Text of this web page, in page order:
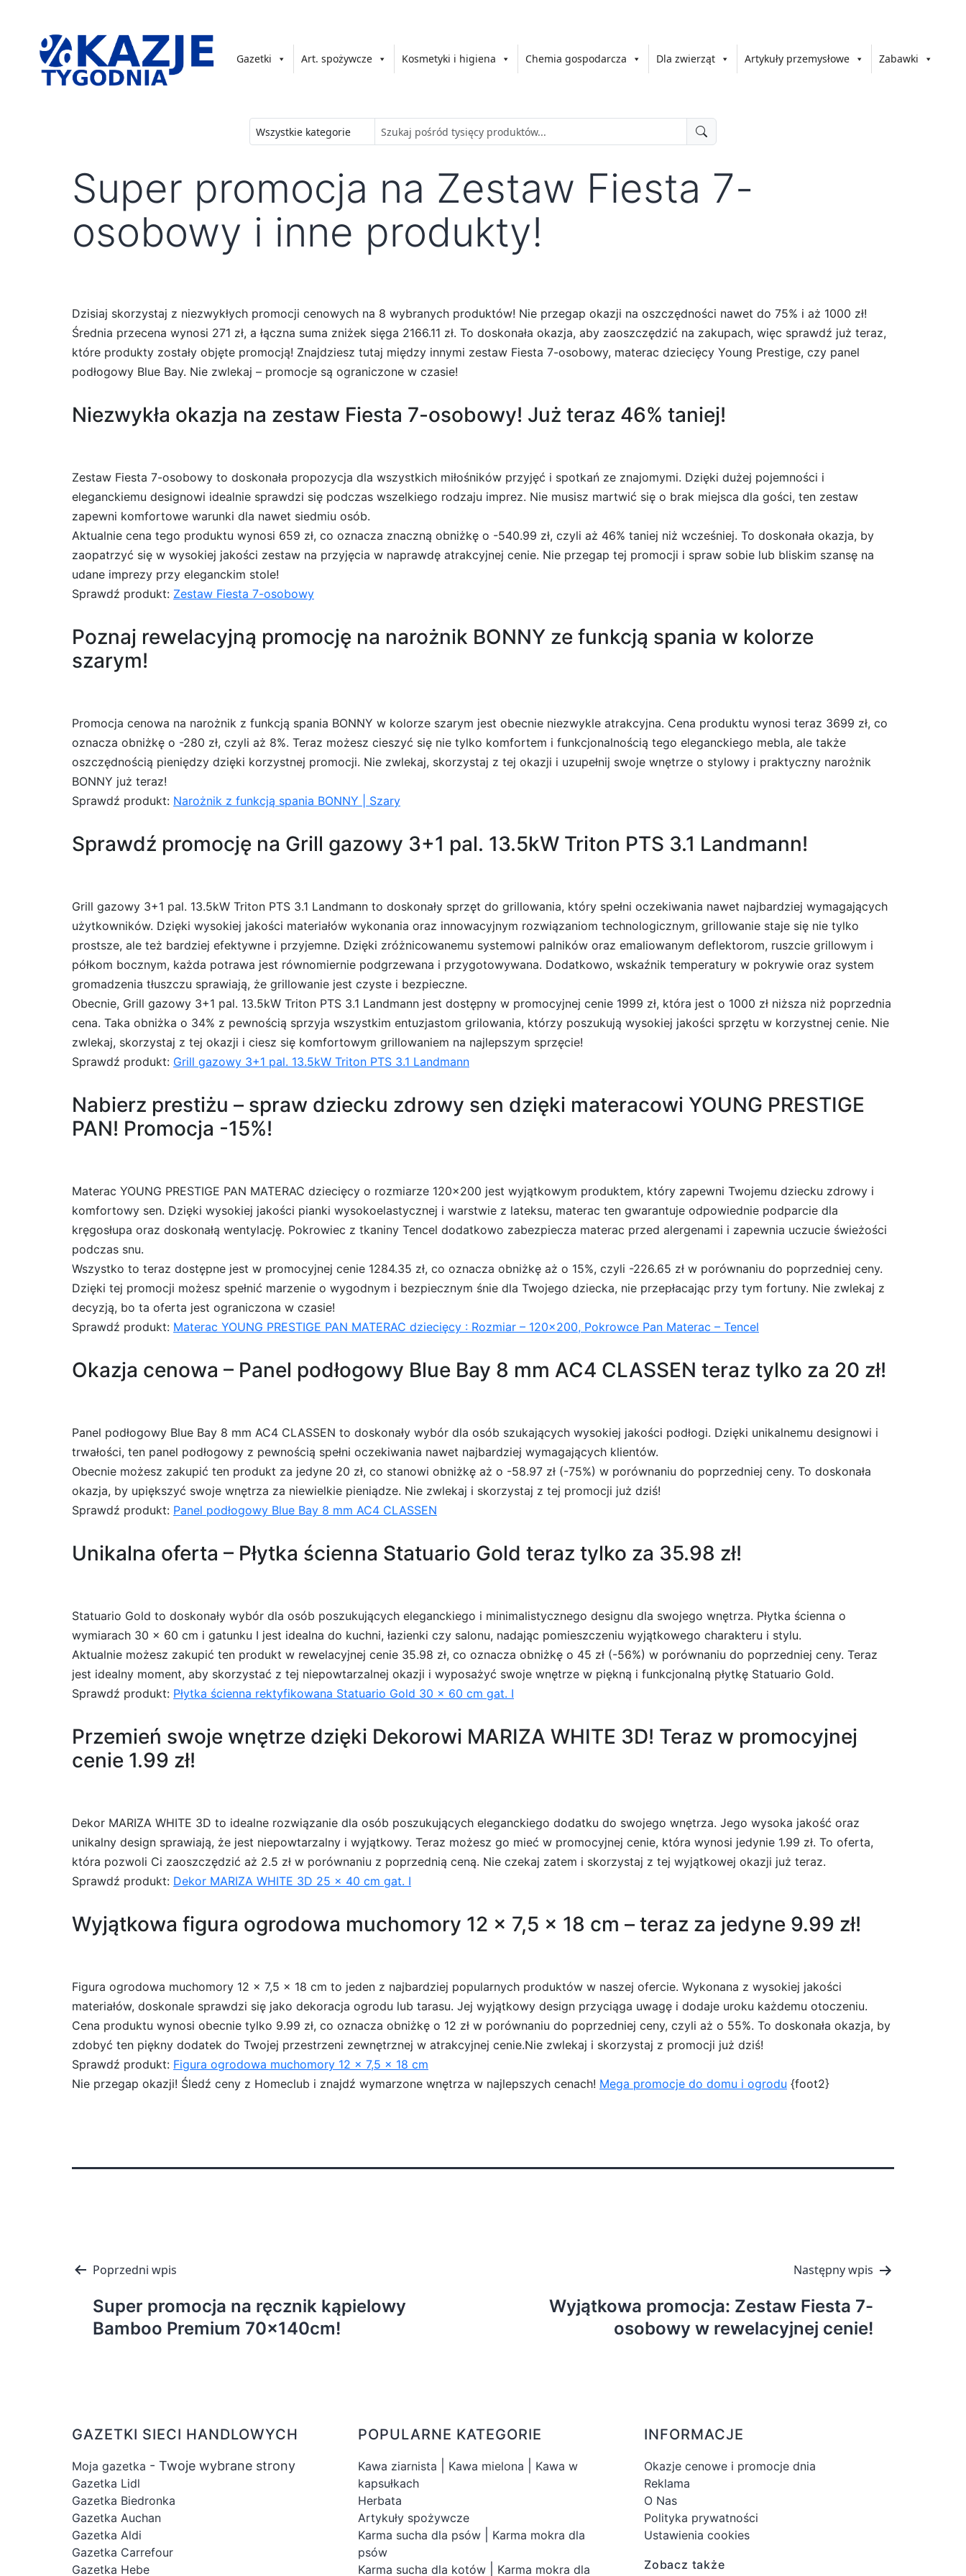
Gazetki Art. spożywcze Kosmetyki i higiena Chemia gospodarcza Dla zwierząt Artykuły przemysłowe Zabawki
Super promocja na Zestaw Fiesta 7-
osobowy i inne produkty!
Dzisiaj skorzystaj z niezwykłych promocji cenowych na 8 wybranych produktów! Nie przegap okazji na oszczędności nawet do 75% i aż 1000 zł!
Średnia przecena wynosi 271 zł, a łączna suma zniżek sięga 2166.11 zł. To doskonała okazja, aby zaoszczędzić na zakupach, więc sprawdź już teraz,
które produkty zostały objęte promocją! Znajdziesz tutaj między innymi zestaw Fiesta 7-osobowy, materac dziecięcy Young Prestige, czy panel
podłogowy Blue Bay. Nie zwlekaj – promocje są ograniczone w czasie!
Niezwykła okazja na zestaw Fiesta 7-osobowy! Już teraz 46% taniej!
Zestaw Fiesta 7-osobowy to doskonała propozycja dla wszystkich miłośników przyjęć i spotkań ze znajomymi. Dzięki dużej pojemności i
eleganckiemu designowi idealnie sprawdzi się podczas wszelkiego rodzaju imprez. Nie musisz martwić się o brak miejsca dla gości, ten zestaw
zapewni komfortowe warunki dla nawet siedmiu osób.
Aktualnie cena tego produktu wynosi 659 zł, co oznacza znaczną obniżkę o -540.99 zł, czyli aż 46% taniej niż wcześniej. To doskonała okazja, by
zaopatrzyć się w wysokiej jakości zestaw na przyjęcia w naprawdę atrakcyjnej cenie. Nie przegap tej promocji i spraw sobie lub bliskim szansę na
udane imprezy przy eleganckim stole!
Sprawdź produkt: Zestaw Fiesta 7-osobowy
Poznaj rewelacyjną promocję na narożnik BONNY ze funkcją spania w kolorze
szarym!
Promocja cenowa na narożnik z funkcją spania BONNY w kolorze szarym jest obecnie niezwykle atrakcyjna. Cena produktu wynosi teraz 3699 zł, co
oznacza obniżkę o -280 zł, czyli aż 8%. Teraz możesz cieszyć się nie tylko komfortem i funkcjonalnością tego eleganckiego mebla, ale także
oszczędnością pieniędzy dzięki korzystnej promocji. Nie zwlekaj, skorzystaj z tej okazji i uzupełnij swoje wnętrze o stylowy i praktyczny narożnik
BONNY już teraz!
Sprawdź produkt: Narożnik z funkcją spania BONNY | Szary
Sprawdź promocję na Grill gazowy 3+1 pal. 13.5kW Triton PTS 3.1 Landmann!
Grill gazowy 3+1 pal. 13.5kW Triton PTS 3.1 Landmann to doskonały sprzęt do grillowania, który spełni oczekiwania nawet najbardziej wymagających
użytkowników. Dzięki wysokiej jakości materiałów wykonania oraz innowacyjnym rozwiązaniom technologicznym, grillowanie staje się nie tylko
prostsze, ale też bardziej efektywne i przyjemne. Dzięki zróżnicowanemu systemowi palników oraz emaliowanym deflektorom, ruszcie grillowym i
półkom bocznym, każda potrawa jest równomiernie podgrzewana i przygotowywana. Dodatkowo, wskaźnik temperatury w pokrywie oraz system
gromadzenia tłuszczu sprawiają, że grillowanie jest czyste i bezpieczne.
Obecnie, Grill gazowy 3+1 pal. 13.5kW Triton PTS 3.1 Landmann jest dostępny w promocyjnej cenie 1999 zł, która jest o 1000 zł niższa niż poprzednia
cena. Taka obniżka o 34% z pewnością sprzyja wszystkim entuzjastom grilowania, którzy poszukują wysokiej jakości sprzętu w korzystnej cenie. Nie
zwlekaj, skorzystaj z tej okazji i ciesz się komfortowym grillowaniem na najlepszym sprzęcie!
Sprawdź produkt: Grill gazowy 3+1 pal. 13.5kW Triton PTS 3.1 Landmann
Nabierz prestiżu – spraw dziecku zdrowy sen dzięki materacowi YOUNG PRESTIGE
PAN! Promocja -15%!
Materac YOUNG PRESTIGE PAN MATERAC dziecięcy o rozmiarze 120×200 jest wyjątkowym produktem, który zapewni Twojemu dziecku zdrowy i
komfortowy sen. Dzięki wysokiej jakości pianki wysokoelastycznej i warstwie z lateksu, materac ten gwarantuje odpowiednie podparcie dla
kręgosłupa oraz doskonałą wentylację. Pokrowiec z tkaniny Tencel dodatkowo zabezpiecza materac przed alergenami i zapewnia uczucie świeżości
podczas snu.
Wszystko to teraz dostępne jest w promocyjnej cenie 1284.35 zł, co oznacza obniżkę aż o 15%, czyli -226.65 zł w porównaniu do poprzedniej ceny.
Dzięki tej promocji możesz spełnić marzenie o wygodnym i bezpiecznym śnie dla Twojego dziecka, nie przepłacając przy tym fortuny. Nie zwlekaj z
decyzją, bo ta oferta jest ograniczona w czasie!
Sprawdź produkt: Materac YOUNG PRESTIGE PAN MATERAC dziecięcy : Rozmiar – 120×200, Pokrowce Pan Materac – Tencel
Okazja cenowa – Panel podłogowy Blue Bay 8 mm AC4 CLASSEN teraz tylko za 20 zł!
Panel podłogowy Blue Bay 8 mm AC4 CLASSEN to doskonały wybór dla osób szukających wysokiej jakości podłogi. Dzięki unikalnemu designowi i
trwałości, ten panel podłogowy z pewnością spełni oczekiwania nawet najbardziej wymagających klientów.
Obecnie możesz zakupić ten produkt za jedyne 20 zł, co stanowi obniżkę aż o -58.97 zł (-75%) w porównaniu do poprzedniej ceny. To doskonała
okazja, by upiększyć swoje wnętrza za niewielkie pieniądze. Nie zwlekaj i skorzystaj z tej promocji już dziś!
Sprawdź produkt: Panel podłogowy Blue Bay 8 mm AC4 CLASSEN
Unikalna oferta – Płytka ścienna Statuario Gold teraz tylko za 35.98 zł!
Statuario Gold to doskonały wybór dla osób poszukujących eleganckiego i minimalistycznego designu dla swojego wnętrza. Płytka ścienna o
wymiarach 30 x 60 cm i gatunku I jest idealna do kuchni, łazienki czy salonu, nadając pomieszczeniu wyjątkowego charakteru i stylu.
Aktualnie możesz zakupić ten produkt w rewelacyjnej cenie 35.98 zł, co oznacza obniżkę o 45 zł (-56%) w porównaniu do poprzedniej ceny. Teraz
jest idealny moment, aby skorzystać z tej niepowtarzalnej okazji i wyposażyć swoje wnętrze w piękną i funkcjonalną płytkę Statuario Gold.
Sprawdź produkt: Płytka ścienna rektyfikowana Statuario Gold 30 x 60 cm gat. I
Przemień swoje wnętrze dzięki Dekorowi MARIZA WHITE 3D! Teraz w promocyjnej
cenie 1.99 zł!
Dekor MARIZA WHITE 3D to idealne rozwiązanie dla osób poszukujących eleganckiego dodatku do swojego wnętrza. Jego wysoka jakość oraz
unikalny design sprawiają, że jest niepowtarzalny i wyjątkowy. Teraz możesz go mieć w promocyjnej cenie, która wynosi jedynie 1.99 zł. To oferta,
która pozwoli Ci zaoszczędzić aż 2.5 zł w porównaniu z poprzednią ceną. Nie czekaj zatem i skorzystaj z tej wyjątkowej okazji już teraz.
Sprawdź produkt: Dekor MARIZA WHITE 3D 25 x 40 cm gat. I
Wyjątkowa figura ogrodowa muchomory 12 x 7,5 x 18 cm – teraz za jedyne 9.99 zł!
Figura ogrodowa muchomory 12 x 7,5 x 18 cm to jeden z najbardziej popularnych produktów w naszej ofercie. Wykonana z wysokiej jakości
materiałów, doskonale sprawdzi się jako dekoracja ogrodu lub tarasu. Jej wyjątkowy design przyciąga uwagę i dodaje uroku każdemu otoczeniu.
Cena produktu wynosi obecnie tylko 9.99 zł, co oznacza obniżkę o 12 zł w porównaniu do poprzedniej ceny, czyli aż o 55%. To doskonała okazja, by
zdobyć ten piękny dodatek do Twojej przestrzeni zewnętrznej w atrakcyjnej cenie.Nie zwlekaj i skorzystaj z promocji już dziś!
Sprawdź produkt: Figura ogrodowa muchomory 12 x 7,5 x 18 cm
Nie przegap okazji! Śledź ceny z Homeclub i znajdź wymarzone wnętrza w najlepszych cenach! Mega promocje do domu i ogrodu {foot2}
Nawigacja
wpisu
Poprzedni wpis
Super promocja na ręcznik kąpielowy
Bamboo Premium 70x140cm!
Następny wpis
Wyjątkowa promocja: Zestaw Fiesta 7-
osobowy w rewelacyjnej cenie!
GAZETKI SIECI HANDLOWYCH
Moja gazetka - Twoje wybrane strony
Gazetka Lidl
Gazetka Biedronka
Gazetka Auchan
Gazetka Aldi
Gazetka Carrefour
Gazetka Hebe
POPULARNE KATEGORIE
Kawa ziarnista Kawa mielona
Kawa w
kapsułkach
Herbata
Artykuły spożywcze
Karma sucha dla psów
Karma mokra dla
psów
Karma sucha dla kotów
Karma mokra dla
INFORMACJE
Okazje cenowe i promocje dnia
Reklama
O Nas
Polityka prywatności
Ustawienia cookies
Zobacz także